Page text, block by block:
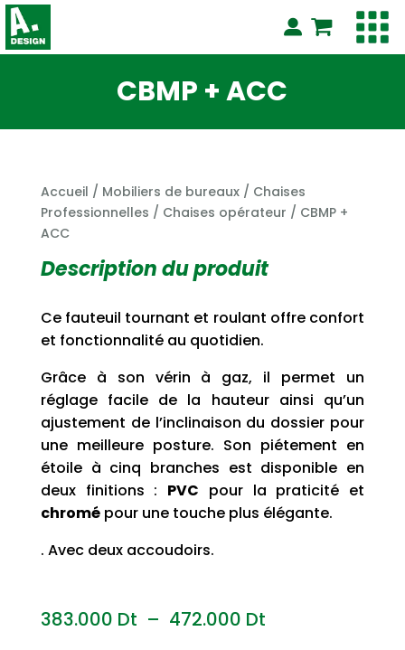
CBMP + ACC
Accueil / Mobiliers de bureaux/ Chaises
Professionnelles / Chaises opérateur / CBMP +
ACC
Description du produit
Ce fauteuil tournant et roulant offre confort
et fonctionnalité au quotidien.
Grâce à son vérin à gaz, il permet un
réglage facile de la hauteur ainsi qu’un
ajustement de l’inclinaison du dossier pour
une meilleure posture. Son piétement en
étoile à cinq branches est disponible en
deux finitions : PVC pour la praticité et
chromépour une touche plus élégante.
. Avec deux accoudoirs.
383.000 Dt – 472.000 DtPlage